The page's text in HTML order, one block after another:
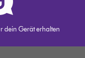
dein Gerät erhalten